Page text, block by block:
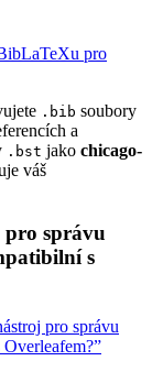
pro
.bib soubory
a
.bst jako chicago-
váš
pro správu
s
pro správu